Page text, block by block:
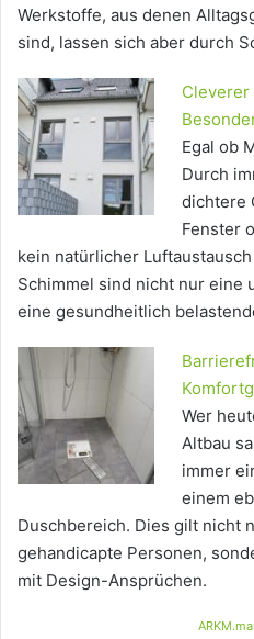
Werkstoffe, aus denen
sind, lassen sich aber durch
Cleverer
Egal ob
Durch
dichtere
Fenster
kein natürlicher
Schimmel sind nicht nur eine
eine gesundheitlich
Wer
Altbau
immer
einem
Duschbereich. Dies gilt nicht
gehandicapte Personen,
mit Design-Ansprüchen.